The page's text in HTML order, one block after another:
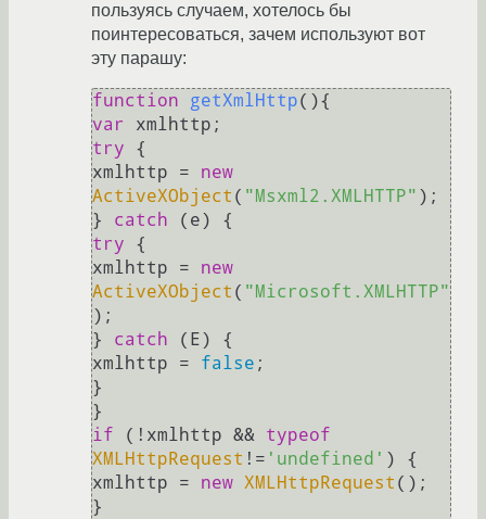
пользуясь случаем, хотелось бы
поинтересоваться, зачем используют вот
эту парашу:
function getXmlHttp(
var
try {
xmlhttp = new
ActiveXObject ( "Msxml2.XMLHTTP" );
} catch
try {
xmlhttp = new
ActiveXObject ( "Microsoft.XMLHTTP"
);
} catch (E) {
xmlhttp = false ;
}
if (!xmlhttp && typeof
XMLHttpRequest != 'undefined' ) {
xmlhttp = new XMLHttpRequest ();